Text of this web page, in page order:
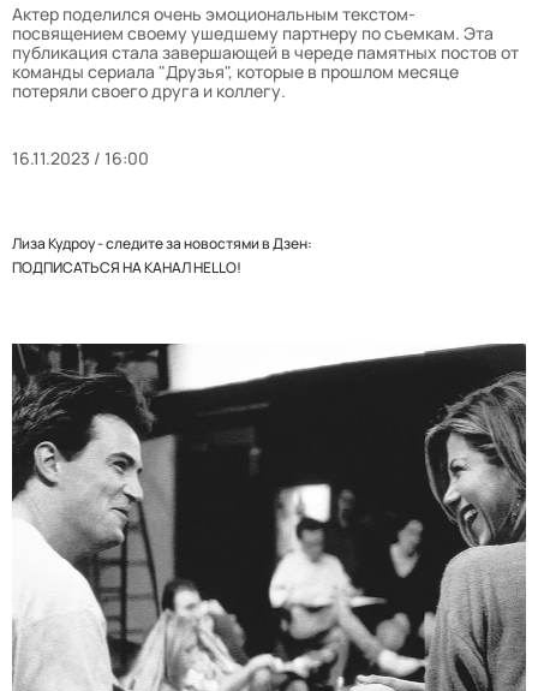
Актер поделился очень эмоциональным текстом-
посвящением своему ушедшему партнеру по съемкам. Эта
публикация стала завершающей в череде памятных постов от
команды сериала "Друзья", которые в прошлом месяце
потеряли своего друга и коллегу.
16.11.2023 / 16:00
Лиза Кудроу - следите за новостями в Дзен:
ПОДПИСАТЬСЯ НА КАНАЛ HELLO!